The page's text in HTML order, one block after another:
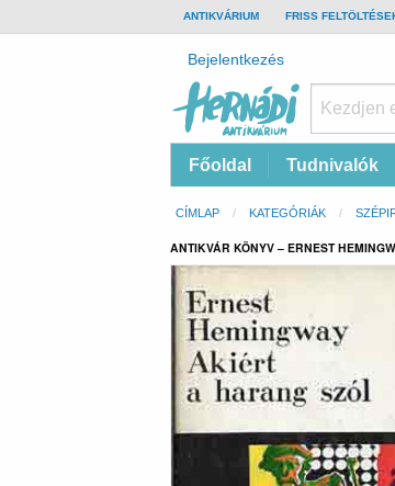
TOP
BAR
ANTIKVÁRIUM FRISS
Felhasználói
fiók
menüje
Bejelentkezés
Antikvárium
Online
Fő
navigáció
Főoldal Tudnivalók
Morzsa
CÍMLAP KATEGÓRIÁK
ANTIKVÁR KÖNYV – ERNEST